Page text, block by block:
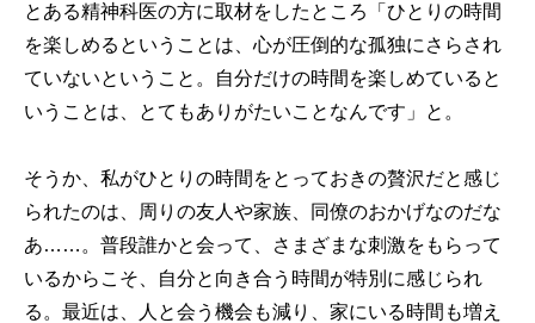
とある精神科医の方に取材をしたところ「ひとりの時間
を楽しめるということは、心が圧倒的な孤独にさらされ
ていないということ。自分だけの時間を楽しめていると
いうことは、とてもありがたいことなんです」と。
そうか、私がひとりの時間をとっておきの贅沢だと感じ
られたのは、周りの友人や家族、同僚のおかげなのだな
あ……。普段誰かと会って、さまざまな刺激をもらって
いるからこそ、自分と向き合う時間が特別に感じられ
る。最近は、人と会う機会も減り、家にいる時間も増え